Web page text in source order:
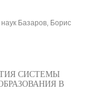
Базаров, Борис
СИСТЕМЫ
В